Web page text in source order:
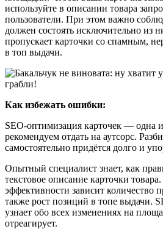
используйте в описании товара
пользователи. При этом важно
должен состоять исключительно из
пропускает карточки со спамным,
в топ выдачи.
Как избежать ошибки:
SEO-оптимизация карточек — одна
рекомендуем отдать на аутсорс.
самостоятельно придётся долго и
Опытный специалист знает, как
текстовое описание карточки
эффективности зависит количество
также рост позиций в топе выдачи.
узнает обо всех изменениях на
отреагирует.